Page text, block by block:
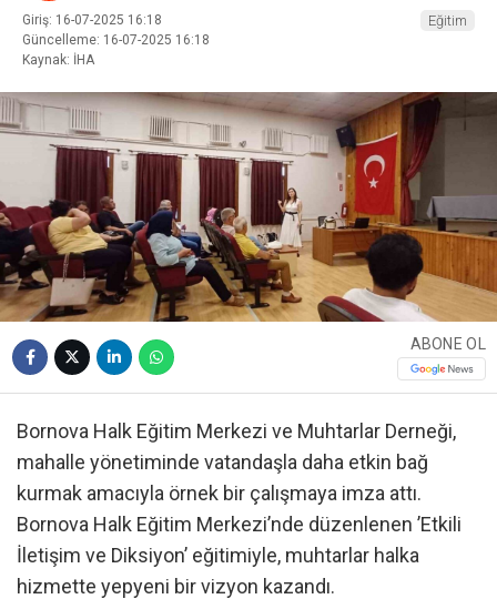
Giriş: 16-07-2025 16:18
Güncelleme: 16-07-2025 16:18
Kaynak: İHA
Eğitim
ABONE OL
Bornova Halk Eğitim Merkezi ve Muhtarlar Derneği,
mahalle yönetiminde vatandaşla daha etkin bağ
kurmak amacıyla örnek bir çalışmaya imza attı.
Bornova Halk Eğitim Merkezi’nde düzenlenen ’Etkili
İletişim ve Diksiyon’ eğitimiyle, muhtarlar halka
hizmette yepyeni bir vizyon kazandı.